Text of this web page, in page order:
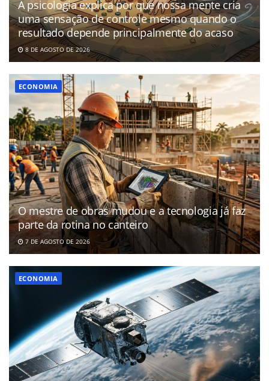
A psicologia explica por que nossa mente cria
uma sensação de controle mesmo quando o
resultado depende principalmente do acaso
8 DE AGOSTO DE 2026
ECONOMIA
O mestre de obras mudou e a tecnologia já faz
parte da rotina no canteiro
7 DE AGOSTO DE 2026
ECONOMIA